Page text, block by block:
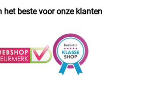
het beste voor onze klanten